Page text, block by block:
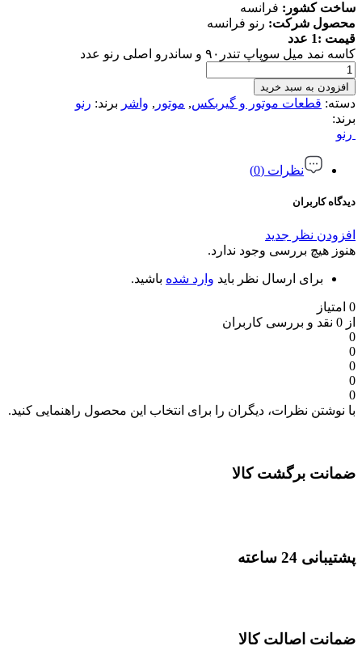
ساخت کشور: فرانسه
محصول شرکت: رنو فرانسه
قیمت :1 عدد
کاسه نمد میل سوپاپ تندر۹۰ و ساندرو اصلی رنو عدد
افزودن به سبد خرید
دسته: قطعات موتور و گیربکس, موتور , واشر برند: رنو
برند:
رنو
نظرات (0)
دیدگاه کاربران
افزودن نظر جدید
هنوز هیچ بررسی وجود ندارد.
برای ارسال نظر باید وارد شده باشید.
0 امتیاز
از 0 نقد و بررسی کاربران
0
0
0
0
0
با نوشتن نظرات، دیگران را برای انتخاب این محصول راهنمایی کنید.
ضمانت برگشت کالا
پشتیبانی 24 ساعته
ضمانت اصالت کالا